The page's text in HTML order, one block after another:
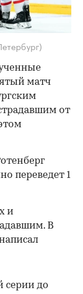
матч
от
переведет 1
и
В
серии до